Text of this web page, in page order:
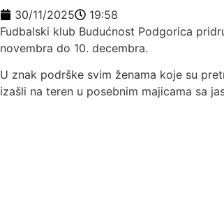
30/11/2025
19:58
Fudbalski klub Budućnost Podgorica
novembra do 10. decembra.
U znak podrške svim ženama koje su
izašli na teren u posebnim majicama sa